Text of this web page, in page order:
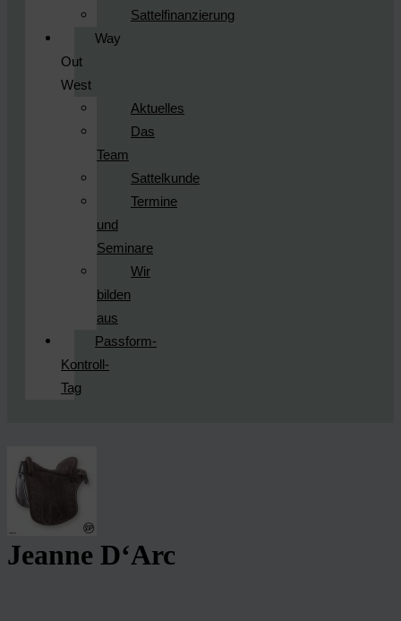
Sattelfinanzierung
Way
Out
West
Aktuelles
Das
Team
Sattelkunde
Termine
und
Seminare
Wir
bilden
aus
Passform-
Kontroll-
Tag
Jeanne D‘Arc